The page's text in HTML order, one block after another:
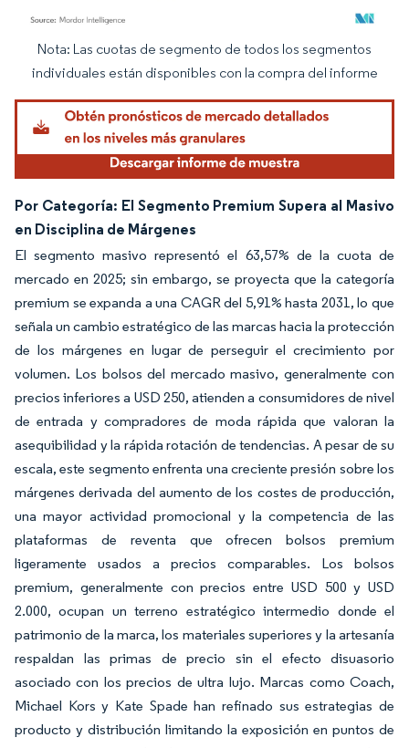
Imagen © Mordor Intelligence. El uso requiere atribución según CC BY 4.0.
Nota: Las cuotas de segmento de todos los segmentos
individuales están disponibles con la compra del informe
Por Categoría: El Segmento Premium Supera al Masivo
en Disciplina de Márgenes
El segmento masivo representó el 63,57% de la cuota de
mercado en 2025; sin embargo, se proyecta que la categoría
premium se expanda a una CAGR del 5,91% hasta 2031, lo que
señala un cambio estratégico de las marcas hacia la protección
de los márgenes en lugar de perseguir el crecimiento por
volumen. Los bolsos del mercado masivo, generalmente con
precios inferiores a USD 250, atienden a consumidores de nivel
de entrada y compradores de moda rápida que valoran la
asequibilidad y la rápida rotación de tendencias. A pesar de su
escala, este segmento enfrenta una creciente presión sobre los
márgenes derivada del aumento de los costes de producción,
una mayor actividad promocional y la competencia de las
plataformas de reventa que ofrecen bolsos premium
ligeramente usados a precios comparables. Los bolsos
premium, generalmente con precios entre USD 500 y USD
2.000, ocupan un terreno estratégico intermedio donde el
patrimonio de la marca, los materiales superiores y la artesanía
respaldan las primas de precio sin el efecto disuasorio
asociado con los precios de ultra lujo. Marcas como Coach,
Michael Kors y Kate Spade han refinado sus estrategias de
producto y distribución limitando la exposición en puntos de